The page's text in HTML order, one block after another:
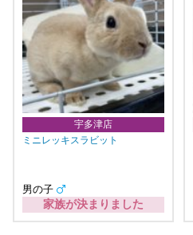
宇多津店
ミニレッキスラビット
男の子
家族が決まりました